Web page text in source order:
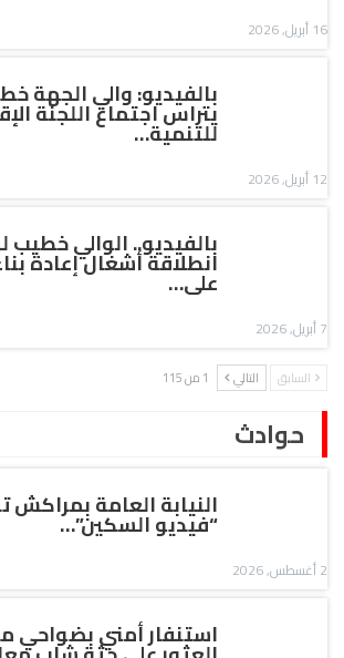
16 أبريل, 2026
بالفيديو: والي الجهة
يتراس اجتماع اللجنة
للتنمية…
12 أبريل, 2026
بالفيديو.. الوالي
انطلاقة أشغال إعادة
على…
7 أبريل, 2026
السابق التالي 1 من 115
حوادث
النيابة العامة
“فيديو السكين”…
2 أغسطس, 2026
استنفار أمني